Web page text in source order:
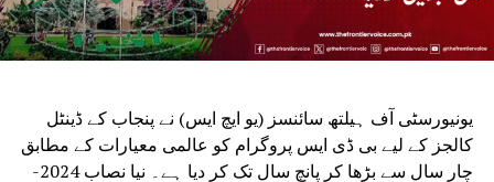
یونیورسٹی آف ہیلتھ سائنسز (یو ایچ ایس) نے پنجاب کے ڈینٹل
کالجز کے لیے بی ڈی ایس پروگرام کو عالمی معیارات کے مطابق
چار سال سے بڑھا کر پانچ سال تک کر دیا ہے۔ نیا نصاب 2024-